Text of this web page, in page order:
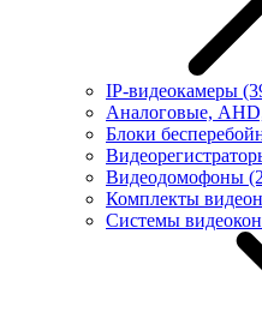
IP-видеокамеры
Аналоговые,
Блоки
Видеодомофоны
Комплекты
Системы